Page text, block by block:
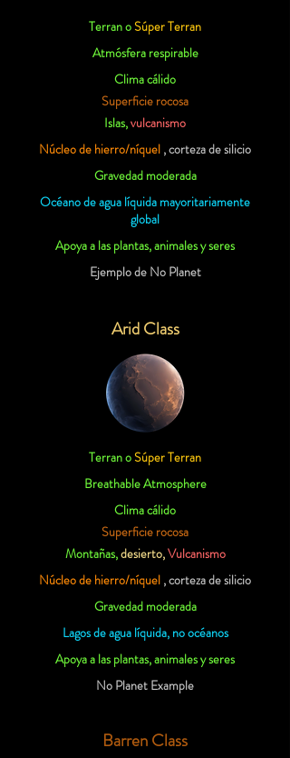
Terran o Súper Terran
Atmósfera respirable
Clima cálido
Superficie rocosa
Islas,vulcanismo
Núcleo de hierro/níquel , corteza de silicio
Gravedad moderada
Océano de agua líquida mayoritariamente
global
Apoya a las plantas, animales y seres
Ejemplo de No Planet
Arid Class
Terran o Súper Terran
Breathable Atmosphere
Clima cálido
Superficie rocosa
Montañas,desierto,Vulcanismo
Núcleo de hierro/níquel , corteza de silicio
Gravedad moderada
Lagos de agua líquida, no océanos
Apoya a las plantas, animales y seres
No Planet Example
Barren Class